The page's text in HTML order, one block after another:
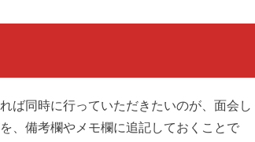
ば同時に行っていただきたいのが、面会し
、備考欄やメモ欄に追記しておくことで